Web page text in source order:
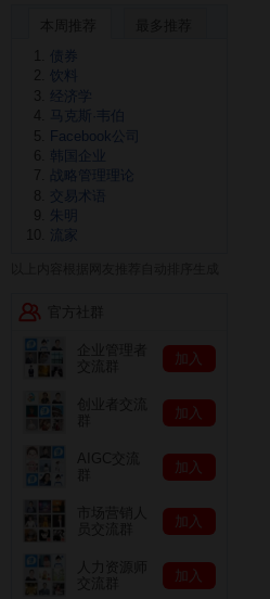
债券
饮料
经济学
马克斯·韦伯
Facebook公司
韩国企业
战略管理理论
交易术语
朱明
流家
加入
加入
加入
加入
加入